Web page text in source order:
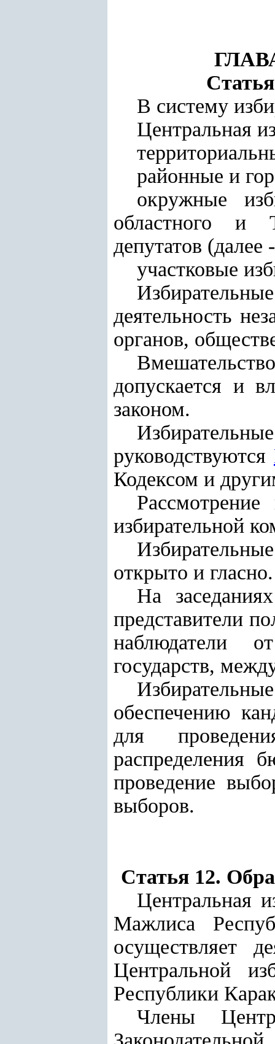
В систему
Центральная
районные и
окружные
областного и
депутатов
участковые
деятельность
органов,
допускается и
законом.
руководствуются
Кодексом и
избирательной
открыто и гласно.
На
представители
наблюдатели
государств,
обеспечению
для
распределения
проведение
выборов.
Статья 12.
Центральная
Мажлиса
осуществляет
Центральной
Республики
Члены